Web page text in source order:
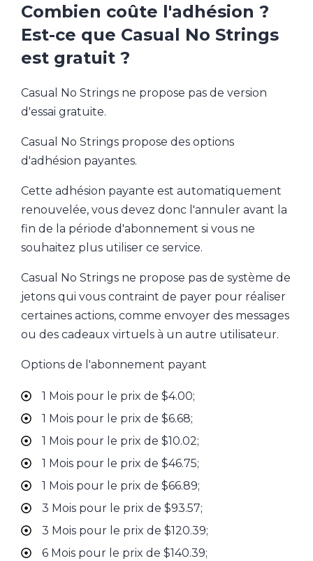
Combien coûte l'adhésion ?
Est-ce que Casual No Strings
est gratuit ?
Casual No Strings ne propose pas de version
d'essai gratuite.
Casual No Strings propose des options
d'adhésion payantes.
Cette adhésion payante est automatiquement
renouvelée, vous devez donc l'annuler avant la
fin de la période d'abonnement si vous ne
souhaitez plus utiliser ce service.
Casual No Strings ne propose pas de système de
jetons qui vous contraint de payer pour réaliser
certaines actions, comme envoyer des messages
ou des cadeaux virtuels à un autre utilisateur.
Options de l'abonnement payant
1 Mois pour le prix de $4.00;
1 Mois pour le prix de $6.68;
1 Mois pour le prix de $10.02;
1 Mois pour le prix de $46.75;
1 Mois pour le prix de $66.89;
3 Mois pour le prix de $93.57;
3 Mois pour le prix de $120.39;
6 Mois pour le prix de $140.39;